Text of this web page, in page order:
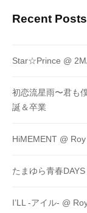
Recent Posts
Star☆Prince @
初恋流星雨〜君も
誕＆卒業
HiMEMENT @
たまゆら青春
I’LL -アイル- @